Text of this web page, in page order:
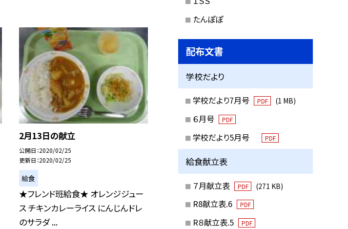
2月13日の献立
公開日 2020/02/25
更新日 2020/02/25
給食
★フレンド班給食★ オレンジジュー
ス チキンカレーライス にんじんドレ
のサラダ ...
たんぽぽ
配布文書
学校だより
学校だより7月号 PDF (1 MB)
６月号 PDF
学校だより5月号 PDF
給食献立表
７月献立表 PDF (271 KB)
R8献立表.6 PDF
R８献立表.5 PDF